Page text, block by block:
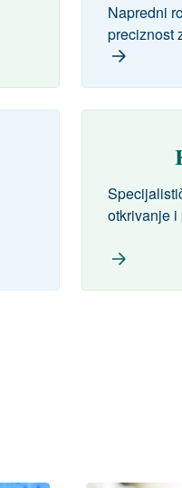
Napredni
preciznost
otkrivanje i